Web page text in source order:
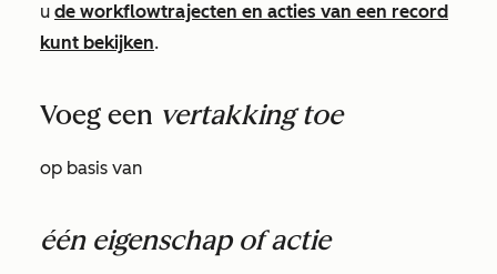
u de workflowtrajecten en acties van een record
kunt bekijken.
Voeg een vertakking toe
op basis van
één eigenschap of actie